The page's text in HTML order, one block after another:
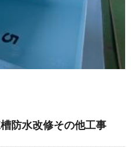
防水改修その他工事